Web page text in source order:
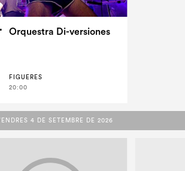
Orquestra Di-versiones
FIGUERES
20:00
4 DE SETEMBRE DE 2026
4 DE SETEMBRE DE 2026